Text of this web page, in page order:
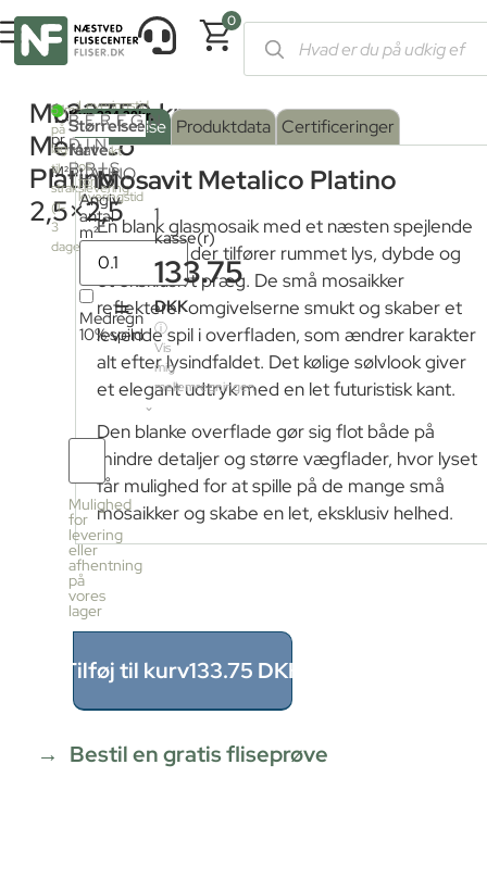
0
Forside/Shop/Fliser og klinker
Mosavit
Metalico
Platino
2,5×2,5
1.337,50kr.
pr.
M²
5.1m2
på
lager
til
strakslevering
(1-
3
dage)
Leveringstid
fra
fjernlager:
Kontakt
os
for
leveringstid
Serie
farve:
PLATINO
Overflade:
Mat
Mat
Størrelse
BEREGN
DIN
PRIS
Angiv
antal
m²
Medregn
10% spild
=
1
kasse(r)
133.75
DKK
ⓘ
Vis
mig
mellemregningen
Antal
fliser
pr.
kasse
1
stk
≈
0.1m²
Pris
kasse
133.75
DKK
÷
0.1m²
Mulighed
for
levering
eller
afhentning
på
vores
lager
Tilføj til kurv133.75 DKK
Bestil en gratis fliseprøve
Beskrivelse Produktdata Certificeringer
Mosavit Metalico Platino
En blank glasmosaik med et næsten spejlende
sølvudtryk, der tilfører rummet lys, dybde og
et eksklusivt præg. De små mosaikker
reflekterer omgivelserne smukt og skaber et
levende spil i overfladen, som ændrer karakter
alt efter lysindfaldet. Det kølige sølvlook giver
et elegant udtryk med en let futuristisk kant.
Den blanke overflade gør sig flot både på
mindre detaljer og større vægflader, hvor lyset
får mulighed for at spille på de mange små
mosaikker og skabe en let, eksklusiv helhed.